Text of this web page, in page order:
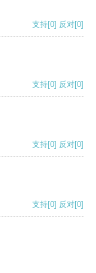
支持[0] 反对[0]
支持[0] 反对[0]
支持[0] 反对[0]
支持[0] 反对[0]